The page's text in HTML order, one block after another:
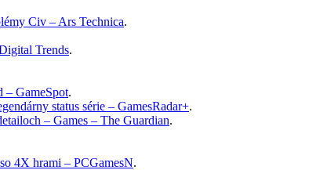
Civ – Ars Technica.
Trends.
– GameSpot.
status série – GamesRadar+.
– Games – The Guardian.
4X hrami – PCGamesN.